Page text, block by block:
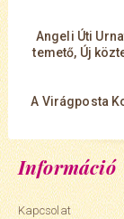
Angeli Úti
temető, Új
A Virágposta
Információ
Kapcsolat